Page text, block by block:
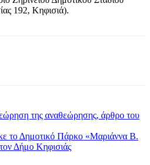
192, Κηφισιά).
της αναθεώρησης, άρθρο του
το Δημοτικό Πάρκο «Μαριάννα Β.
Δήμο Κηφισιάς